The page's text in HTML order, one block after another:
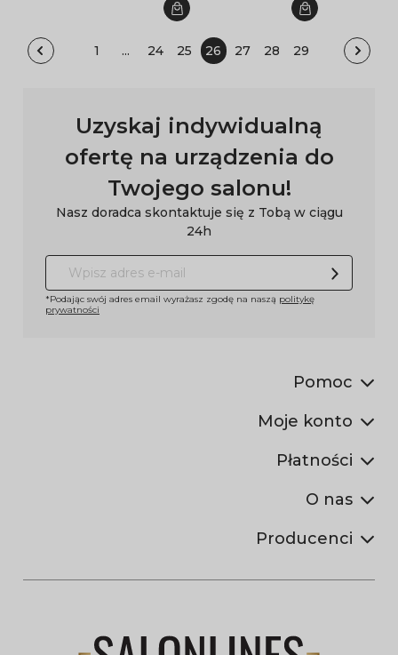
1 ... 24 25 26 27 28 29
Uzyskaj indywidualną
ofertę na urządzenia do
Twojego salonu!
Nasz doradca skontaktuje się z Tobą w ciągu
24h
*Podając swój adres email wyrażasz zgodę na naszą politykę
prywatności
Pomoc
Moje konto
Płatności
O nas
Producenci